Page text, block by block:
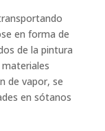
en forma de
de la pintura
de vapor, se
en sótanos